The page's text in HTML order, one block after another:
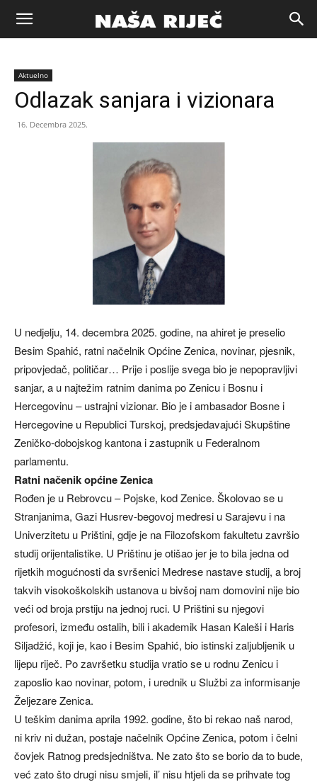
Naša
riječ
Aktuelno
Odlazak sanjara i vizionara
16. Decembra 2025.
U nedjelju, 14. decembra 2025. godine, na ahiret je preselio
Besim Spahić, ratni načelnik Općine Zenica, novinar, pjesnik,
pripovjedač, političar… Prije i poslije svega bio je nepopravljivi
sanjar, a u najtežim ratnim danima po Zenicu i Bosnu i
Hercegovinu – ustrajni vizionar. Bio je i ambasador Bosne i
Hercegovine u Republici Turskoj, predsjedavajući Skupštine
Zeničko-dobojskog kantona i zastupnik u Federalnom
parlamentu.
Ratni načenik općine Zenica
Rođen je u Rebrovcu – Pojske, kod Zenice. Školovao se u
Stranjanima, Gazi Husrev-begovoj medresi u Sarajevu i na
Univerzitetu u Prištini, gdje je na Filozofskom fakultetu završio
studij orijentalistike. U Prištinu je otišao jer je to bila jedna od
rijetkih mogućnosti da svršenici Medrese nastave studij, a broj
takvih visokoškolskih ustanova u bivšoj nam domovini nije bio
veći od broja prstiju na jednoj ruci. U Prištini su njegovi
profesori, između ostalih, bili i akademik Hasan Kaleši i Haris
Siljadžić, koji je, kao i Besim Spahić, bio istinski zaljubljenik u
lijepu riječ. Po završetku studija vratio se u rodnu Zenicu i
zaposlio kao novinar, potom, i urednik u Službi za informisanje
Željezare Zenica.
U teškim danima aprila 1992. godine, što bi rekao naš narod,
ni kriv ni dužan, postaje načelnik Općine Zenica, potom i čelni
čovjek Ratnog predsjedništva. Ne zato što se borio da to bude,
već zato što drugi nisu smjeli, il’ nisu htjeli da se prihvate tog